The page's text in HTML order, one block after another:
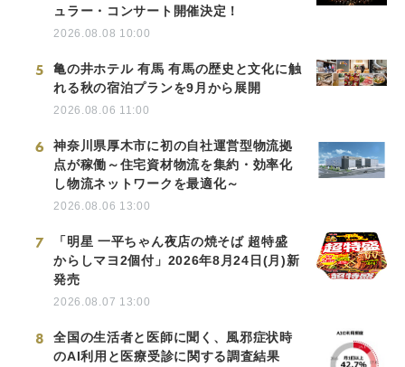
ュラー・コンサート開催決定！
2026.08.08 10:00
5
亀の井ホテル 有馬 有馬の歴史と文化に触
れる秋の宿泊プランを9月から展開
2026.08.06 11:00
6
神奈川県厚木市に初の自社運営型物流拠
点が稼働～住宅資材物流を集約・効率化
し物流ネットワークを最適化～
2026.08.06 13:00
7
「明星 一平ちゃん夜店の焼そば 超特盛
からしマヨ2個付」2026年8月24日(月)新
発売
2026.08.07 13:00
8
全国の生活者と医師に聞く、風邪症状時
のAI利用と医療受診に関する調査結果